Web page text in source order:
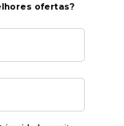
ofertas?